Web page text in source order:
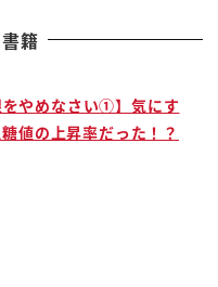
ことなので
解いだい
北朝鮮が
籍
をやめなさい①】気にす
値の上昇率だった！？